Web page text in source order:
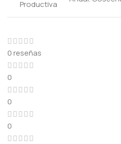
Productiva
0 reseñas
0
0
0